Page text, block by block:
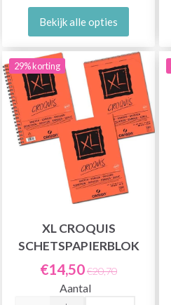
Bekijk alle opties
29% korting
XL CROQUIS
SCHETSPAPIERBLOK
€14,50€20,70
Aantal